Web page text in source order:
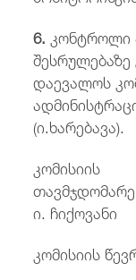
6.კონტროლი
დაევალოს
(ი.ხარებავა).
კომისიის
ი. ჩიქოვანი
კომისიის